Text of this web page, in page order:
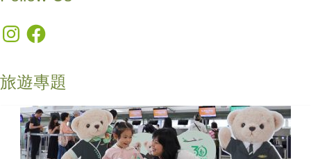
InstagramFacebook
旅遊專題